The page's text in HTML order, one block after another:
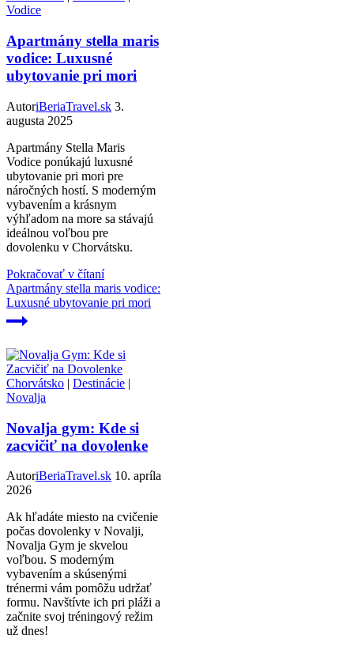
Vodice
Apartmány stella maris
vodice: Luxusné
ubytovanie pri mori
AutoriBeriaTravel.sk 3.
augusta 2025
Apartmány Stella Maris
Vodice ponúkajú luxusné
ubytovanie pri mori pre
náročných hostí. S moderným
vybavením a krásnym
výhľadom na more sa stávajú
ideálnou voľbou pre
dovolenku v Chorvátsku.
Pokračovať v čítaní
Apartmány stella maris vodice:
Luxusné ubytovanie pri mori
Chorvátsko | Destinácie |
Novalja
Novalja gym: Kde si
zacvičiť na dovolenke
AutoriBeriaTravel.sk 10. apríla
2026
Ak hľadáte miesto na cvičenie
počas dovolenky v Novalji,
Novalja Gym je skvelou
voľbou. S moderným
vybavením a skúsenými
trénermi vám pomôžu udržať
formu. Navštívte ich pri pláži a
začnite svoj tréningový režim
už dnes!